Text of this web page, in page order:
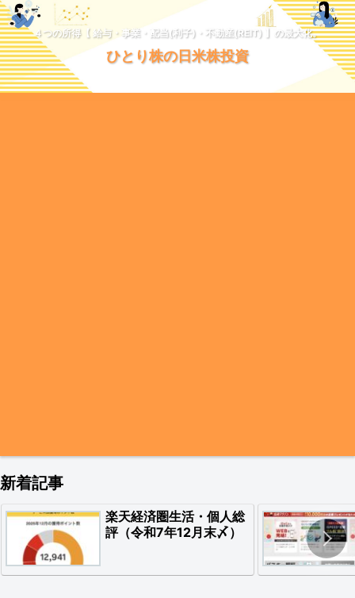
４つの所得【 給与・事業・配当(利子)・不動産(REIT) 】の最大化。
ひとり株の日米株投資
新着記事
楽天経済圏生活・個人総
評（令和7年12月末〆）